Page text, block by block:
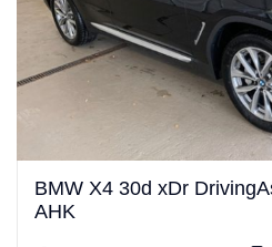
BMW X4 30d xDr
AHK